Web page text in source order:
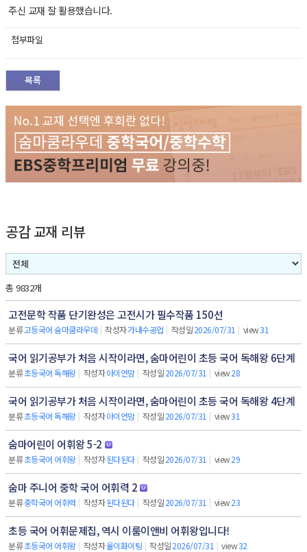
주신 교재 잘 활용했습니다.
첨부파일
목록
공감 교재 리뷰
총 9832개
고전문학 작품 단기완성은 고전시가 필수작품 150선
분류고등국어 숨마쿰라우데 | 작성자가내수공업 | 작성일2026/07/31 | view31
국어 읽기공부가 처음 시작이라면, 숨마어린이 초등 국어 독해왕 6단계
분류초등국어 독해왕 | 작성자아이언맘 | 작성일2026/07/31 | view28
국어 읽기공부가 처음 시작이라면, 숨마어린이 초등 국어 독해왕 4단계
분류초등국어 독해왕 | 작성자아이언맘 | 작성일2026/07/31 | view31
숨마어린이 어휘왕 5-2
분류초등국어 어휘왕 | 작성자된다된다 | 작성일2026/07/31 | view29
숨마 주니어 중학 국어 어휘력 2
분류중학국어 어휘력 | 작성자된다된다 | 작성일2026/07/31 | view23
초등 국어 어휘문제집, 역시 이룸이앤비 어휘왕입니다!
분류초등국어 어휘왕 | 작성자율이화이팅 | 작성일2026/07/31 | view32